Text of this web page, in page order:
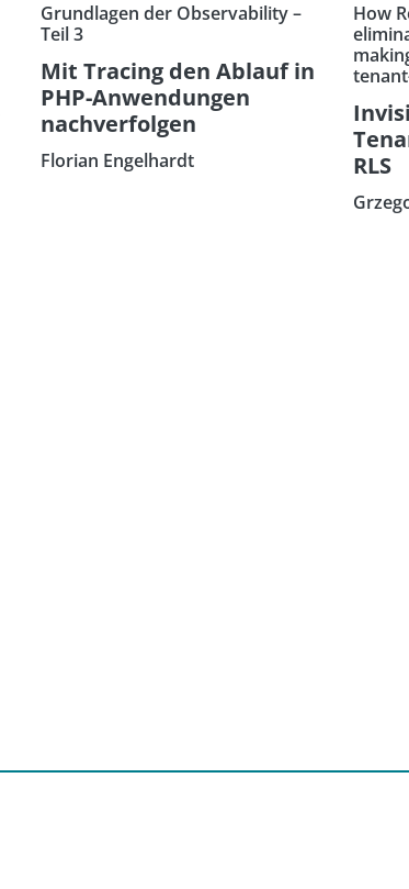
Grundlagen der Observability –
Teil 3
Mit Tracing den Ablauf in
PHP-Anwendungen
nachverfolgen
Florian Engelhardt
How
RLS